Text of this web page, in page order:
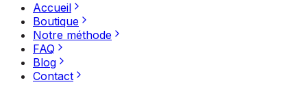
Accueil
Boutique
Notre méthode
FAQ
Blog
Contact